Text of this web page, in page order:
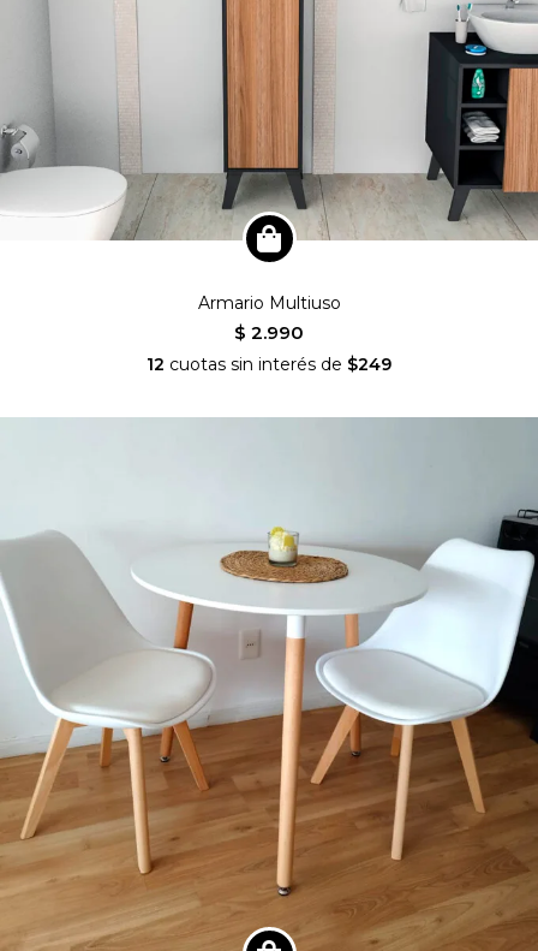
Armario Multiuso
$ 2.990
12 cuotas sin interés de $249